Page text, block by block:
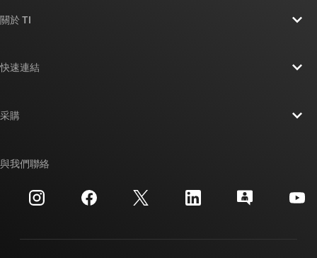
關於 TI
投資人關系
製造
快速連結
交互參考搜索
客戶支援中心
采購
訂購 FAQ
與我們聯絡